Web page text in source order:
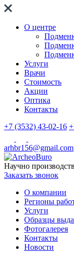
О центре
Услуги
Врачи
Стоимость
Акции
Оптика
Контакты
+7 (3532) 43-02-16
arhbr156@gmail.com
Научно
Заказать звонок
О компании
Регионы
Услуги
Образцы
Фотогалерея
Контакты
Новости